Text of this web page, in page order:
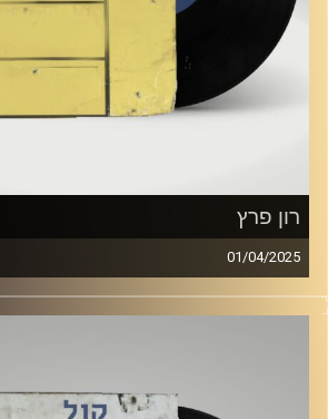
רון פרץ
01/04/2025
שעה של מוזיקה ישראלית עם שוהם ויצמן
Elior Buchnik